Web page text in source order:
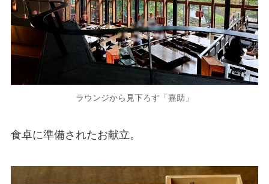
ラウンジから見下ろす「嘉助」
食卓に準備されたお献立。